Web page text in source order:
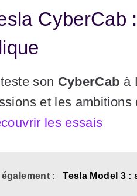
CyberCab
son CyberCab à
et les ambitions
les essais
également : Tesla Model 3 :